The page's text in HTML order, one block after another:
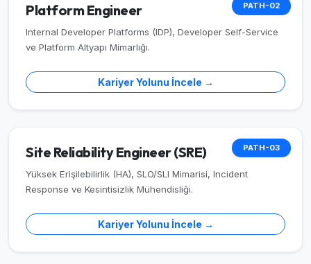
PATH-02
Platform Engineer
Internal Developer Platforms (IDP), Developer Self-Service
ve Platform Altyapı Mimarlığı.
Kariyer Yolunu İncele →
PATH-03
Site Reliability Engineer (SRE)
Yüksek Erişilebilirlik (HA), SLO/SLI Mimarisi, Incident
Response ve Kesintisizlik Mühendisliği.
Kariyer Yolunu İncele →